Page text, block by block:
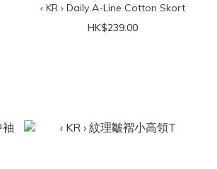
‹ KR › Daily A-Line Cotton Skort
HK$239.00